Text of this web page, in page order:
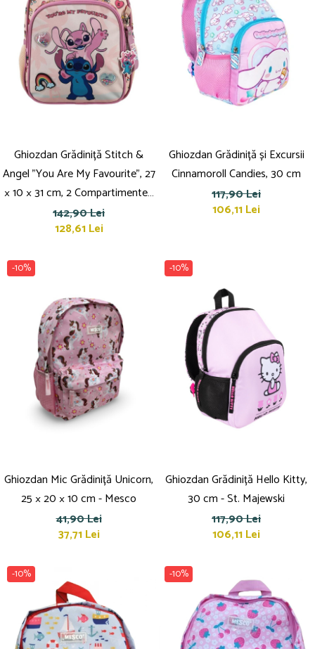
Ghiozdan Grădiniță Stitch &
Angel "You Are My Favourite", 27
× 10 × 31 cm, 2 Compartimente -
Must
142,90 Lei
128,61 Lei
Ghiozdan Grădiniță și Excursii
Cinnamoroll Candies, 30 cm
117,90 Lei
106,11 Lei
-10%
Ghiozdan Mic Grădiniță Unicorn,
25 × 20 × 10 cm - Mesco
41,90 Lei
37,71 Lei
-10%
Ghiozdan Grădiniță Hello Kitty,
30 cm - St. Majewski
117,90 Lei
106,11 Lei
-10% -10%